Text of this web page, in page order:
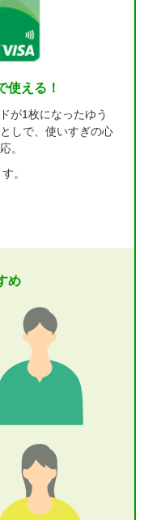
使える！
が1枚になったゆう
しで、使いすぎの心
。
。
め